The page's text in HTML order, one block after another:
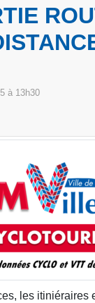
à 13h30
les itiniéraires